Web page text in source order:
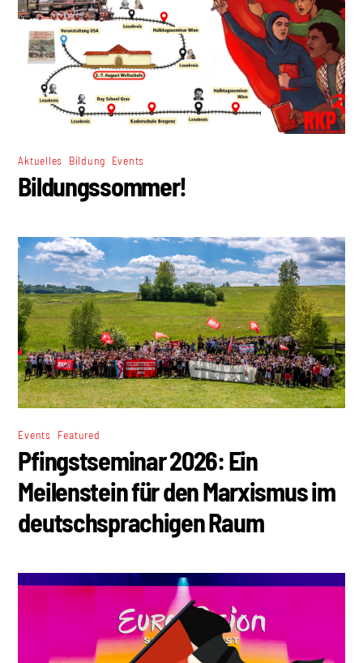
Aktuelles Bildung Events
Bildungssommer!
Events Featured
Pfingstseminar 2026: Ein
Meilenstein für den Marxismus im
deutschsprachigen Raum